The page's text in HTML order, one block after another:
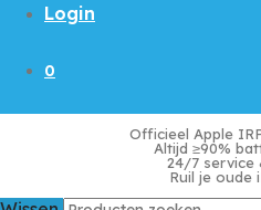
Login
0
Officieel Apple
Altijd ≥90%
24/7 service
Ruil je oude